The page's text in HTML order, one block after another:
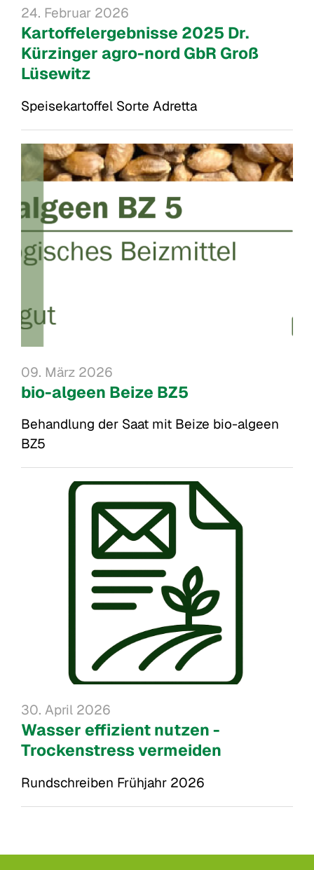
24. Februar 2026
Kartoffelergebnisse 2025 Dr.
Kürzinger agro-nord GbR Groß
Lüsewitz
Speisekartoffel Sorte Adretta
09. März 2026
bio-algeen Beize BZ5
Behandlung der Saat mit Beize bio-algeen
BZ5
30. April 2026
Wasser effizient nutzen -
Trockenstress vermeiden
Rundschreiben Frühjahr 2026